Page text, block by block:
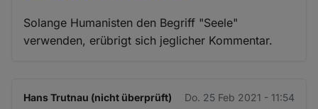
Solange Humanisten den Begriff "Seele"
verwenden, erübrigt sich jeglicher Kommentar.
Hans Trutnau (nicht überprüft) Do. 25 Feb 2021 - 11:54